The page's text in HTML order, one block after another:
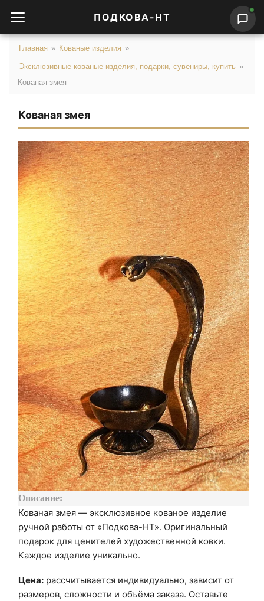
ПОДКОВА-НТ
Главная » Кованые изделия »
Эксклюзивные кованые изделия, подарки, сувениры, купить »
Кованая змея
Кованая змея
Описание:
Кованая змея — эксклюзивное кованое изделие
ручной работы от «Подкова-НТ». Оригинальный
подарок для ценителей художественной ковки.
Каждое изделие уникально.
Цена: рассчитывается индивидуально, зависит от
размеров, сложности и объёма заказа. Оставьте